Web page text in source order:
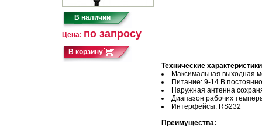
Цена: по запросу
Технические
Максимальная выходная
Питание: 9-14 В
Наружная антенна
Диапазон рабочих
Интерфейсы: RS232
Преимущества: